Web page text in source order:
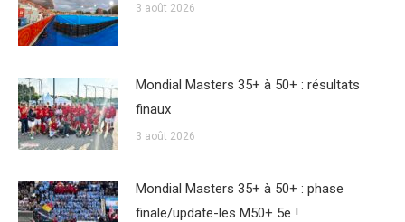
3 août 2026
Mondial Masters 35+ à 50+ : résultats
finaux
3 août 2026
Mondial Masters 35+ à 50+ : phase
finale/update-les M50+ 5e !